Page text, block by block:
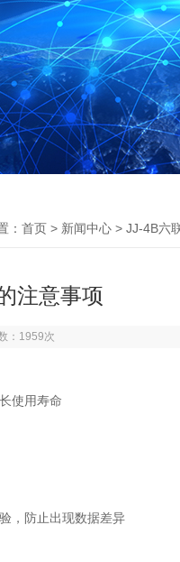
： 首页 > 新闻中心 > JJ-4B六
注意事项
：1959次
使用寿命
，防止出现数据差异